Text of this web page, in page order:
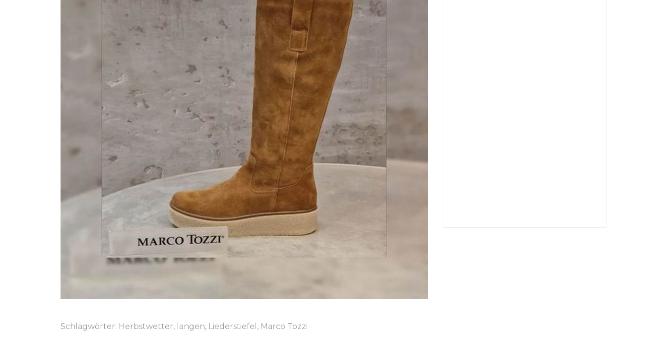
Schlagwörter: Herbstwetter, langen, Liederstiefel , Marco Tozzi